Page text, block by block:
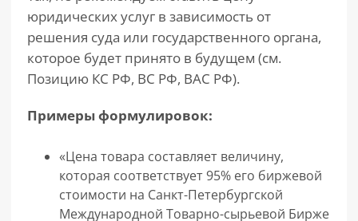
юридических услуг в зависимость от
решения суда или государственного органа,
которое будет принято в будущем (см.
Позицию КС РФ, ВС РФ, ВАС РФ).
Примеры формулировок:
«Цена товара составляет величину,
которая соответствует 95% его биржевой
стоимости на Санкт-Петербургской
Международной Товарно-сырьевой Бирже